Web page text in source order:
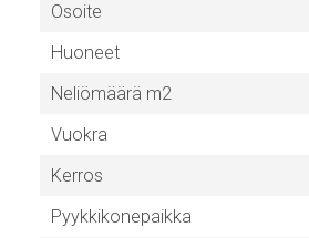
Osoite
Huoneet
Neliömäärä m2
Vuokra
Kerros
Pyykkikonepaikka